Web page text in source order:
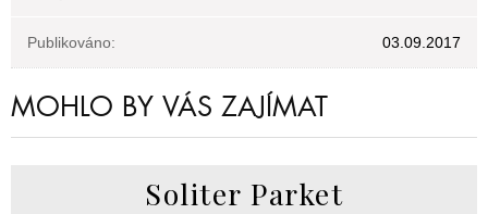
Publikováno: 03.09.2017
MOHLO BY VÁS ZAJÍMAT
Soliter Parket